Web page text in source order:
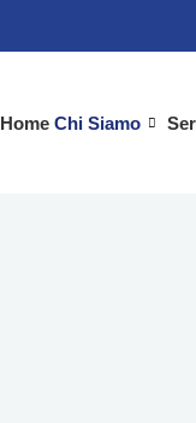
Home Chi Siamo